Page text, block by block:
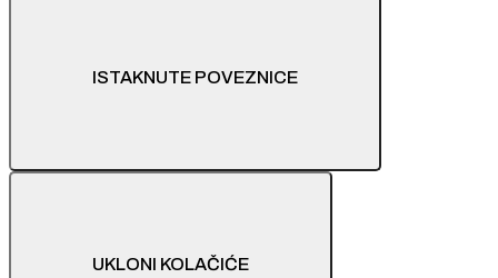
ISTAKNUTE POVEZNICE
UKLONI KOLAČIĆE